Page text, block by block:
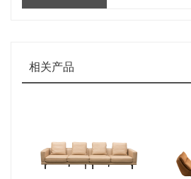
相关产品